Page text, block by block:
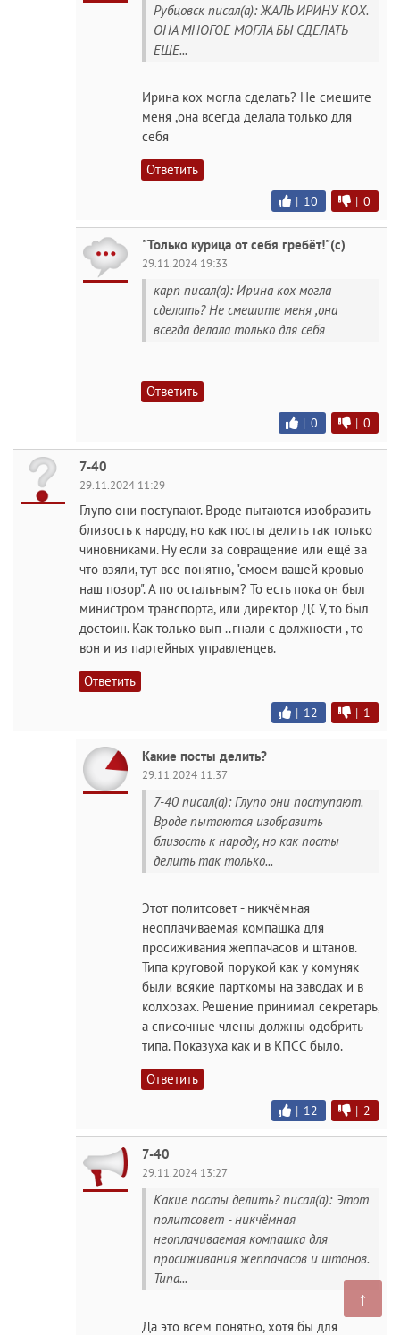
Рубцовск писал(а): ЖАЛЬ ИРИНУ КОХ.
ОНА МНОГОЕ МОГЛА БЫ СДЕЛАТЬ
ЕЩЕ...
Ирина кох могла сделать? Не смешите
меня ,она всегда делала только для
себя
Ответить
| 10 | 0
"Только курица от себя гребёт!"(с)
29.11.2024 19:33
карп писал(а): Ирина кох могла
сделать? Не смешите меня ,она
всегда делала только для себя
Ответить
| 0 | 0
7-40
29.11.2024 11:29
Глупо они поступают. Вроде пытаются изобразить
близость к народу, но как посты делить так только
чиновниками. Ну если за совращение или ещё за
что взяли, тут все понятно, "смоем вашей кровью
наш позор". А по остальным? То есть пока он был
министром транспорта, или директор ДСУ, то был
достоин. Как только вып ..гнали с должности , то
вон и из партейных управленцев.
Ответить
| 12 | 1
Какие посты делить?
29.11.2024 11:37
7-40 писал(а): Глупо они поступают.
Вроде пытаются изобразить
близость к народу, но как посты
делить так только...
Этот политсовет - никчёмная
неоплачиваемая компашка для
просиживания жеппачасов и штанов.
Типа круговой порукой как у комуняк
были всякие парткомы на заводах и в
колхозах. Решение принимал секретарь,
а списочные члены должны одобрить
типа. Показуха как и в КПСС было.
Ответить
| 12 | 2
7-40
29.11.2024 13:27
Какие посты делить? писал(а): Этот
политсовет - никчёмная
неоплачиваемая компашка для
просиживания жеппачасов и штанов.
Типа...
Да это всем понятно, хотя бы для
↑